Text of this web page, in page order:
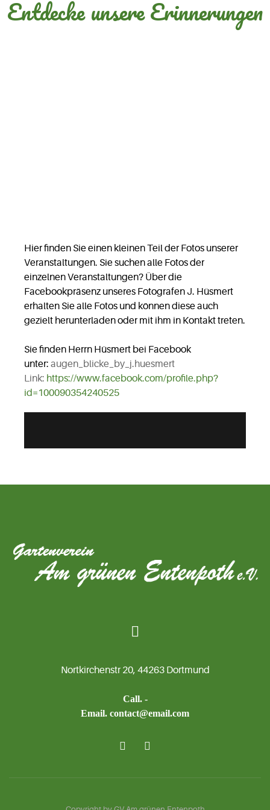
Entdecke unsere Erinnerungen
Hier finden Sie einen kleinen Teil der Fotos unserer
Veranstaltungen. Sie suchen alle Fotos der
einzelnen Veranstaltungen? Über die
Facebookpräsenz unseres Fotografen J. Hüsmert
erhalten Sie alle Fotos und können diese auch
gezielt herunterladen oder mit ihm in Kontakt treten.
Sie finden Herrn Hüsmert bei Facebook
unter: augen_blicke_by_j.huesmert
Link: https://www.facebook.com/profile.php?
id=100090354240525
Nortkirchenstr 20, 44263 Dortmund
Call. -
Email. contact@email.com